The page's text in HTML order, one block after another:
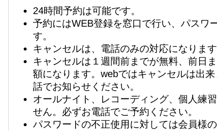
24時間予約は可能です。
予約にはWEB登録を窓口で行い、パスワ
す。
キャンセルは、電話のみの対応になりま
キャンセルは１週間前までが無料、前日
額になります。webではキャンセルは出
話でお知らせください。
オールナイト、レコーディング、個人練
せん。必ずお電話でご予約ください。
パスワードの不正使用に対しては会員様